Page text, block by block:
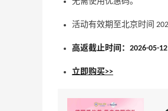
活动有效期至北京时间
高返截止时间：2026-05-12
立即购买>>